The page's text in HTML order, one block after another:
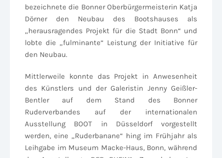
bezeichnete die Bonner Oberbürgermeisterin Katja
Dörner den Neubau des Bootshauses als
„herausragendes Projekt für die Stadt Bonn“ und
lobte die „fulminante“ Leistung der Initiative für
den Neubau.
Mittlerweile konnte das Projekt in Anwesenheit
des Künstlers und der Galeristin Jenny Geißler-
Bentler auf dem Stand des Bonner
Ruderverbandes auf der internationalen
Ausstellung BOOT in Düsseldorf vorgestellt
werden, eine „Ruderbanane“ hing im Frühjahr als
Leihgabe im Museum Macke-Haus, Bonn, während